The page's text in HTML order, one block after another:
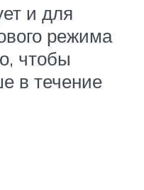
и для
режима
чтобы
в течение